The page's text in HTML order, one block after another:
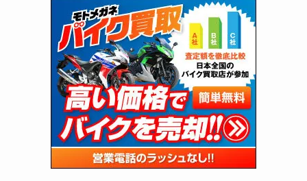
(51)
(34)
(5)
(12)
(64)
(109)
(16)
(25)
(24)
(47)
(15)
(5)
(16)
(62)
(4)
(6)
(17)
(5)
(131)
(38)
(131)
(167)
(85)
(21)
(61)
(171)
(98)
(13)
(60)
(274)
(171)
(38)
(47)
(59)
(16)
(141)
(255)
(204)
(166)
(23)
(33)
(34)
(35)
(41)
(415)
(16)
(170)
(118)
(27)
(1,605)
(147)
(13)
(19)
(12)
(16)